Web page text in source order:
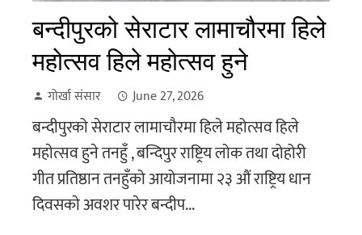
बन्दीपुरको सेराटार लामाचौरमा हिले
महोत्सव हिले महाेत्सव हुने
गोर्खा संसार June 27, 2026
बन्दीपुरको सेराटार लामाचौरमा हिले महोत्सव हिले
महाेत्सव हुने तनहुँ , बन्दिपुर राष्ट्रिय लोक तथा दोहोरी
गीत प्रतिष्ठान तनहुँको आयोजनामा २३ औं राष्ट्रिय धान
दिवसकाे अवशर पारेर बन्दीप...